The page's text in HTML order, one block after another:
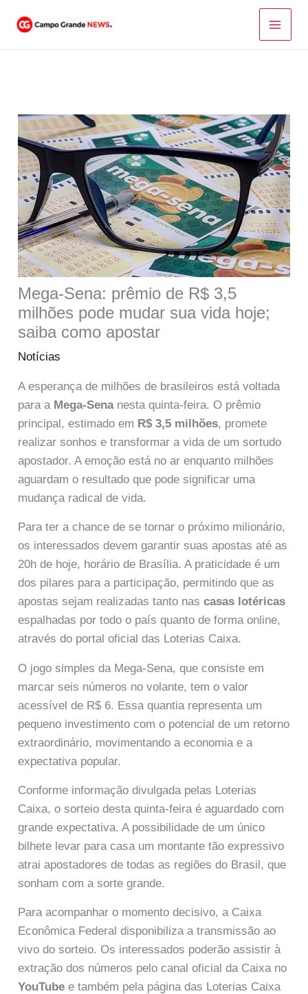
para
Mega-Sena: prêmio de R$ 3,5
milhões pode mudar sua vida hoje;
saiba como apostar
Notícias
A esperança de milhões de brasileiros está voltada
para a Mega-Senanesta quinta-feira. O prêmio
principal, estimado em R$ 3,5 milhões, promete
realizar sonhos e transformar a vida de um sortudo
apostador. A emoção está no ar enquanto milhões
aguardam o resultado que pode significar uma
mudança radical de vida.
Para ter a chance de se tornar o próximo milionário,
os interessados devem garantir suas apostas até as
20h de hoje, horário de Brasília. A praticidade é um
dos pilares para a participação, permitindo que as
apostas sejam realizadas tanto nascasas lotéricas
espalhadas por todo o país quanto de forma online,
através do portal oficial das Loterias Caixa.
O jogo simples da Mega-Sena, que consiste em
marcar seis números no volante, tem o valor
acessível de R$ 6. Essa quantia representa um
pequeno investimento com o potencial de um retorno
extraordinário, movimentando a economia e a
expectativa popular.
Conforme informação divulgada pelas Loterias
Caixa, o sorteio desta quinta-feira é aguardado com
grande expectativa. A possibilidade de um único
bilhete levar para casa um montante tão expressivo
atrai apostadores de todas as regiões do Brasil, que
sonham com a sorte grande.
Para acompanhar o momento decisivo, a Caixa
Econômica Federal disponibiliza a transmissão ao
vivo do sorteio. Os interessados poderão assistir à
extração dos números pelo canal oficial da Caixa no
YouTube e também pela página das Loterias Caixa